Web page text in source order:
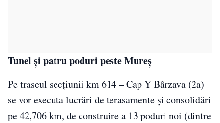
Tunel şi patru poduri peste Mureş
Pe traseul secţiunii km 614 – Cap Y Bârzava (2a)
se vor executa lucrări de terasamente și consolidări
pe 42,706 km, de construire a 13 poduri noi (dintre